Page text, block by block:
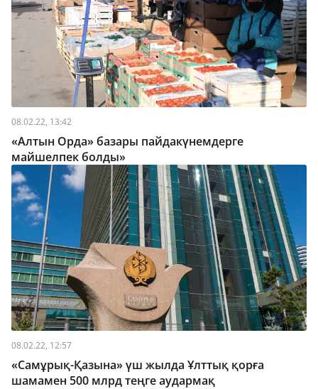
08.02.22, 13:42
«Алтын Орда» базары пайдакүнемдерге
майшелпек болды»
08.02.22, 12:57
«Самұрық-Қазына» үш жылда Ұлттық қорға
шамамен 500 млрд теңге аудармақ